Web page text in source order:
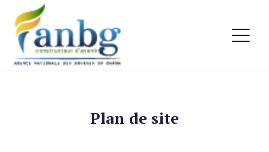
Plan de site